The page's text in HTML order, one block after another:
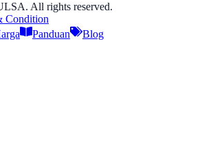
All rights reserved.
Condition
Panduan Blog